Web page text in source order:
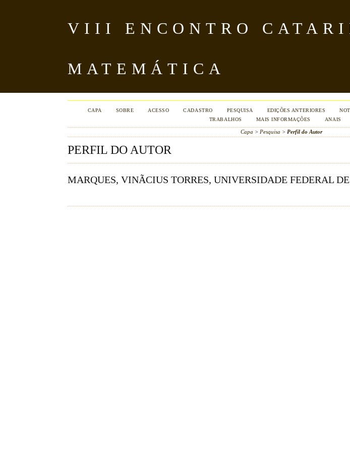
VIII ENCONTRO
MATEMÁTICA
CAPA SOBRE ACESSO CADASTRO PESQUISA EDIÇÕES ANTERIORES
TRABALHOS
MAIS INFORMAÇÕES ANAIS
Capa > Pesquisa > Perfil do Autor
PERFIL DO AUTOR
MARQUES, VINÃ­CIUS TORRES, UNIVERSIDADE FEDERAL